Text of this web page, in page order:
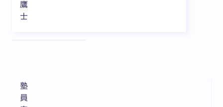
鷹
士
塾
員